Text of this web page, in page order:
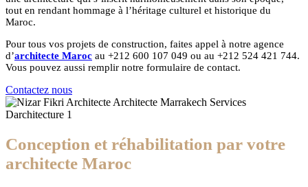
tout en rendant hommage à l’héritage culturel et historique du
Maroc.
Pour tous vos projets de construction, faites appel à notre agence
d’architecte Maroc au +212 600 107 049 ou au +212 524 421 744.
Vous pouvez aussi remplir notre formulaire de contact.
Contactez nous
Conception et réhabilitation par votre
architecte Maroc